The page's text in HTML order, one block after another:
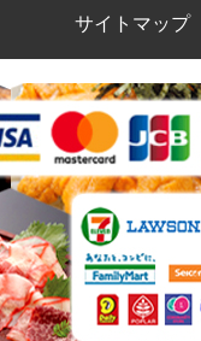
サイトマップ